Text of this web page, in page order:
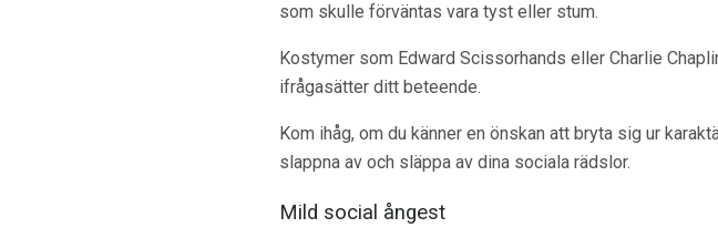
som skulle förväntas vara tyst eller stum.
Kostymer som Edward Scissorhands eller Charlie
ifrågasätter ditt beteende.
Kom ihåg, om du känner en önskan att bryta sig ur
slappna av och släppa av dina sociala rädslor.
Mild social ångest